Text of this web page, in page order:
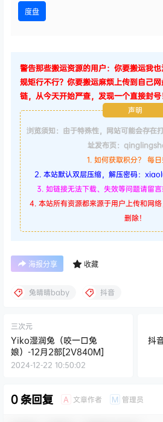
度盘
警告那些搬运资源的用户：你要搬运我
规矩行不行？你要搬运麻烦上传到自己
链，从今天开始严查，发现一个直接封号
声明
浏览须知：由于特殊性，网站可能会存在
址发布页：
1. 如何获取积分？ 每日
2. 本站默认双层压缩，解压密码：
3. 如链接无法下载、失效等问题请留言
4. 本站所有资源都来源于用户上传和网
删除！
海报分享 收藏
兔晴晴baby 抖音
三次元
Yiko湿润兔（咬一口兔
娘）-12月2部[2V840M]
2024-12-22 10:50:02
抖
0 条回复 A 文章作者 M 管理员